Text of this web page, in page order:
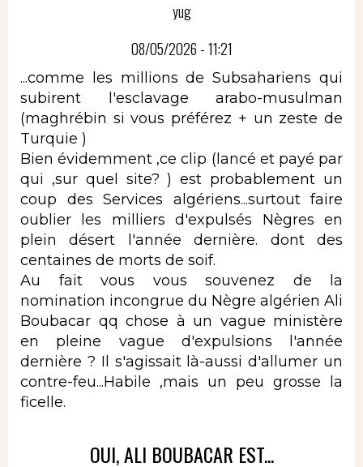
yug
08/05/2026 - 11:21
...comme les millions de Subsahariens qui
subirent l'esclavage arabo-musulman
(maghrébin si vous préférez + un zeste de
Turquie )
Bien évidemment ,ce clip (lancé et payé par
qui ,sur quel site? ) est probablement un
coup des Services algériens...surtout faire
oublier les milliers d'expulsés Nègres en
plein désert l'année dernière. dont des
centaines de morts de soif.
Au fait vous vous souvenez de la
nomination incongrue du Nègre algérien Ali
Boubacar qq chose à un vague ministère
en pleine vague d'expulsions l'année
dernière ? Il s'agissait là-aussi d'allumer un
contre-feu...Habile ,mais un peu grosse la
ficelle.
OUI, ALI BOUBACAR EST...